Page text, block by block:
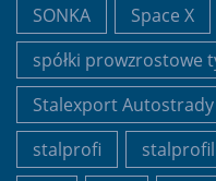
SONKA
Space X
spółki prowzrostowe
Stalexport Autostrady
stalprofi
stalprofil